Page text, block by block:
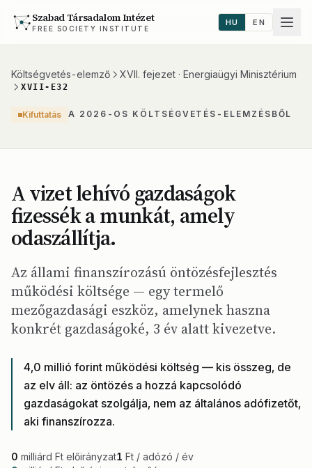
Szabad Társadalom Intézet
FREE SOCIETY INSTITUTE
HU EN
Költségvetés-elemző XVII. fejezet · Energiaügyi Minisztérium
XVII-E32
Kifuttatás A 2026-OS KÖLTSÉGVETÉS-ELEMZÉSBŐL
A vizet lehívó gazdaságok
fizessék a munkát, amely
odaszállítja.
Az állami finanszírozású öntözésfejlesztés
működési költsége — egy termelő
mezőgazdasági eszköz, amelynek haszna
konkrét gazdaságoké, 3 év alatt kivezetve.
4,0 millió forint működési költség — kis összeg, de
az elv áll: az öntözés a hozzá kapcsolódó
gazdaságokat szolgálja, nem az általános adófizetőt,
aki finanszírozza.
0 milliárd Ft előirányzat1 Ft / adózó / év